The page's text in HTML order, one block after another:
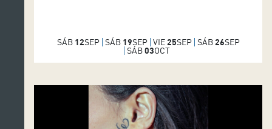
SÁB 12SEP SÁB 19SEP VIE25SEP SÁB26SEP
SÁB03OCT